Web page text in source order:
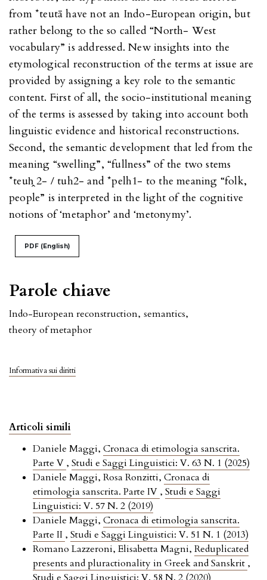
Parole chiave
Indo-European reconstruction, semantics,
theory of metaphor
Informativa sui diritti
from *teutā have not an Indo-European origin, but
rather belong to the so called “North- West
vocabulary” is addressed. New insights into the
etymological reconstruction of the terms at issue are
provided by assigning a key role to the semantic
content. First of all, the socio-institutional meaning
of the terms is assessed by taking into account both
linguistic evidence and historical reconstructions.
Second, the semantic development that led from the
meaning “swelling”, “fullness” of the two stems
*teuh̭ 2- / tuh2- and *pelh1- to the meaning “folk,
people” is interpreted in the light of the cognitive
notions of ‘metaphor’ and ‘metonymy’.
PDF (English)
Articoli simili
Daniele Maggi, Cronaca di etimologia sanscrita.
Parte V , Studi e Saggi Linguistici: V. 63 N. 1 (2025)
Daniele Maggi, Rosa Ronzitti, Cronaca di
etimologia sanscrita. Parte IV , Studi e Saggi
Linguistici: V. 57 N. 2 (2019)
Daniele Maggi, Cronaca di etimologia sanscrita.
Parte II , Studi e Saggi Linguistici: V. 51 N. 1 (2013)
Romano Lazzeroni, Elisabetta Magni, Reduplicated
presents and pluractionality in Greek and Sanskrit ,